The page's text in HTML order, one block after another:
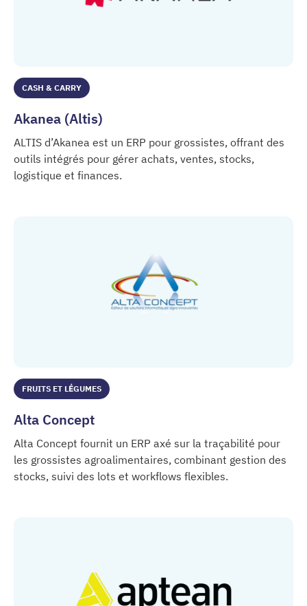
CASH & CARRY
Akanea (Altis)
ALTIS d’Akanea est un ERP pour grossistes, offrant des
outils intégrés pour gérer achats, ventes, stocks,
logistique et finances.
FRUITS ET LÉGUMES
Alta Concept
Alta Concept fournit un ERP axé sur la traçabilité pour
les grossistes agroalimentaires, combinant gestion des
stocks, suivi des lots et workflows flexibles.